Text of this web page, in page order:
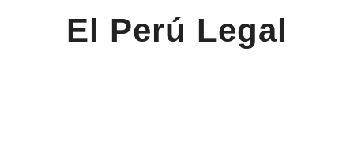
El Perú Legal